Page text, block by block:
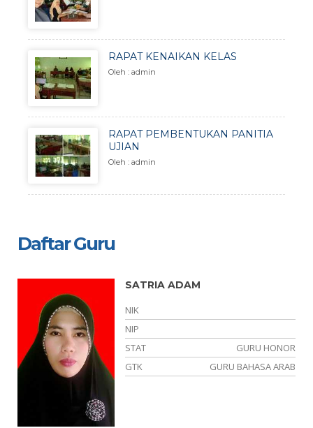
RAPAT KENAIKAN KELAS
Oleh : admin
RAPAT PEMBENTUKAN PANITIA
UJIAN
Oleh : admin
Daftar Guru
SATRIA ADAM
NIK
NIP
STAT
GURU HONOR
GTK
GURU BAHASA ARAB